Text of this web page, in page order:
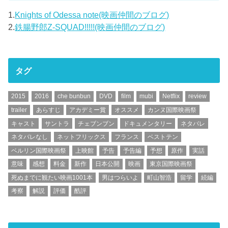
1.Knights of Odessa note(映画仲間のブログ)
2.鉄腸野郎Z-SQUAD!!!!!(映画仲間のブログ)
タグ
2015 2016 che bunbun DVD film mubi Netflix
review
trailer
あらすじ アカデミー賞 オススメ
カンヌ国際映画祭
キャスト
サントラ チェブンブン ドキュメンタリー
ネタバレ
ネタバレなし
ネットフリックス フランス
ベストテン
ベルリン国際映画祭
上映館 予告 予告編 予想 原作
実話
意味
感想 料金 新作 日本公開 映画
東京国際映画祭
死ぬまでに観たい映画1001本
男はつらいよ 町山智浩 留学
続編
考察
解説 評価 酷評